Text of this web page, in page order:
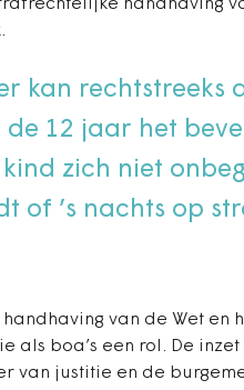
handhaving
kan rechtstreeks
12 jaar het
zich niet
of ’s nachts op
van de Wet en
als boa’s een rol. De
van justitie en de